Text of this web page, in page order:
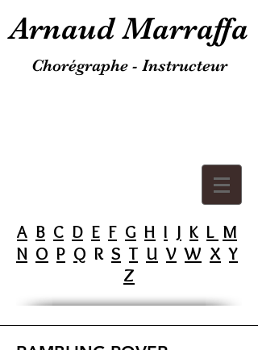
Arnaud Marraffa
Chorégraphe - Instructeur
A B C D E F G H I J K L M
N O P Q R S T U V W X Y
Z